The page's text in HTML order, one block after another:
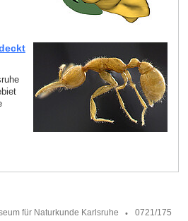
für Naturkunde Karlsruhe
0721/175